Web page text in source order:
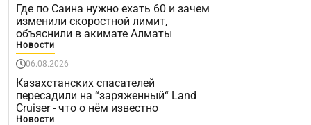
Где по Саина нужно ехать 60 и зачем
изменили скоростной лимит,
объяснили в акимате Алматы
Новости
06.08.2026
Казахстанских спасателей
пересадили на “заряженный“ Land
Cruiser - что о нём известно
Новости